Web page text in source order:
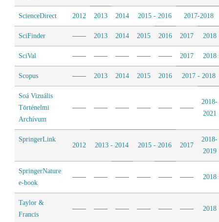
ScienceDirect 2012 2013 2014 2015 - 2016 2017-2018
SciFinder 2013 2014 2015 2016 2017 2018
SciVal 2017 2018
Scopus 2013 2014 2015 2016 2017 - 2018
Soá Vizuális
Történelmi
Archívum
2018-
2021
SpringerLink
2012
2013 - 2014 2015 - 2016 2017
2018-
2019
SpringerNature
e-book
2018
Taylor &
Francis
2018